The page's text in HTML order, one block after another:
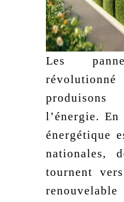
Les
l’énergie.
énergétique
nationales,
tournent